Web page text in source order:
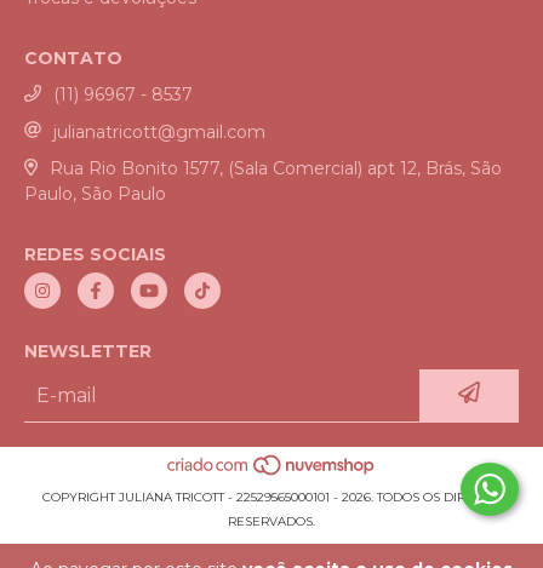
CONTATO
(11) 96967 - 8537
julianatricott@gmail.com
Rua Rio Bonito 1577, (Sala Comercial) apt 12, Brás, São
Paulo, São Paulo
REDES SOCIAIS
NEWSLETTER
COPYRIGHT JULIANA TRICOTT - 22529565000101 - 2026. TODOS OS DIREITOS
RESERVADOS.